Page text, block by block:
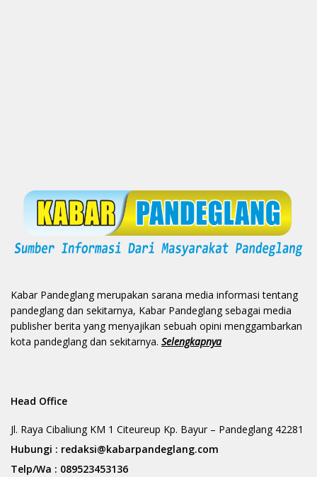
Kabar Pandeglang merupakan sarana media informasi tentang
pandeglang dan sekitarnya, Kabar Pandeglang sebagai media
publisher berita yang menyajikan sebuah opini menggambarkan
kota pandeglang dan sekitarnya. Selengkapnya
Head Office
Jl. Raya Cibaliung KM 1 Citeureup Kp. Bayur – Pandeglang 42281
Hubungi : redaksi@kabarpandeglang.com
Telp/Wa : 089523453136